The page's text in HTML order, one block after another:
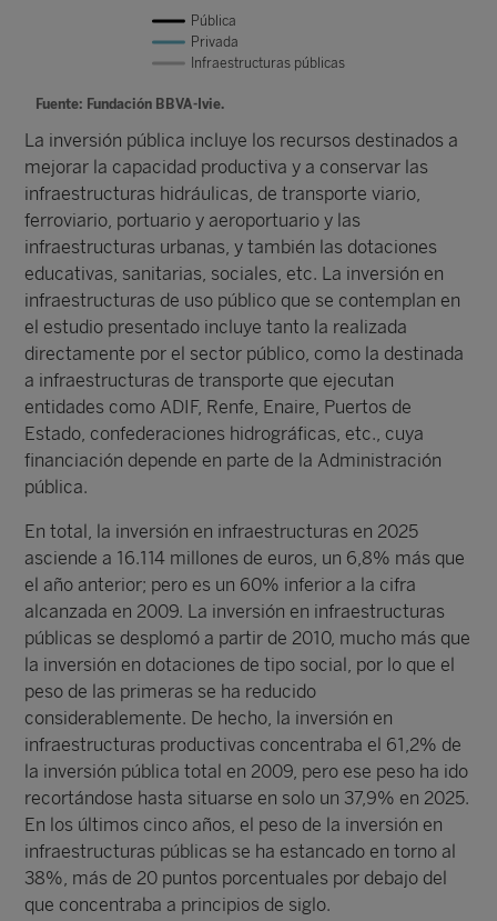
Fuente: Fundación BBVA-Ivie.
Pública
Privada
Infraestructuras públicas
La inversión pública incluye los recursos destinados a
mejorar la capacidad productiva y a conservar las
infraestructuras hidráulicas, de transporte viario,
ferroviario, portuario y aeroportuario y las
infraestructuras urbanas, y también las dotaciones
educativas, sanitarias, sociales, etc. La inversión en
infraestructuras de uso público que se contemplan en
el estudio presentado incluye tanto la realizada
directamente por el sector público, como la destinada
a infraestructuras de transporte que ejecutan
entidades como ADIF, Renfe, Enaire, Puertos de
Estado, confederaciones hidrográficas, etc., cuya
financiación depende en parte de la Administración
pública.
En total, la inversión en infraestructuras en 2025
asciende a 16.114 millones de euros, un 6,8% más que
el año anterior; pero es un 60% inferior a la cifra
alcanzada en 2009. La inversión en infraestructuras
públicas se desplomó a partir de 2010, mucho más que
la inversión en dotaciones de tipo social, por lo que el
peso de las primeras se ha reducido
considerablemente. De hecho, la inversión en
infraestructuras productivas concentraba el 61,2% de
la inversión pública total en 2009, pero ese peso ha ido
recortándose hasta situarse en solo un 37,9% en 2025.
En los últimos cinco años, el peso de la inversión en
infraestructuras públicas se ha estancado en torno al
38%, más de 20 puntos porcentuales por debajo del
que concentraba a principios de siglo.